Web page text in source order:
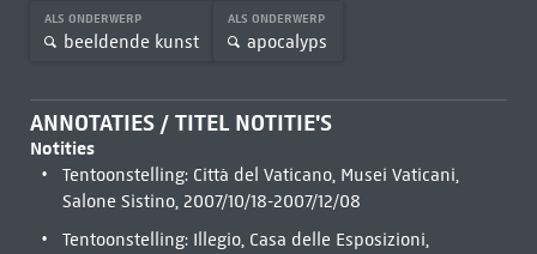
ALS ONDERWERP
beeldende kunst
ALS ONDERWERP
apocalyps
ANNOTATIES / TITEL NOTITIE'S
Notities
Tentoonstelling: Città del Vaticano, Musei Vaticani,
Salone Sistino, 2007/10/18-2007/12/08
Tentoonstelling: Illegio, Casa delle Esposizioni,